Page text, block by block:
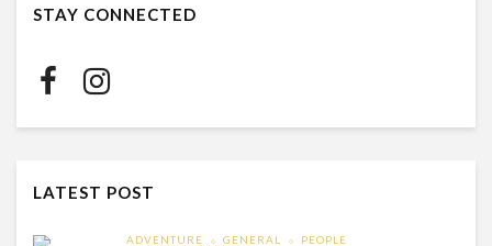
STAY CONNECTED
LATEST POST
ADVENTURE GENERAL PEOPLE